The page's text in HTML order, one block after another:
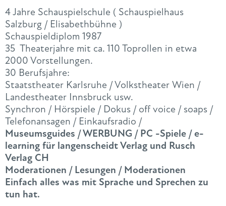
4 Jahre Schauspielschule ( Schauspielhaus
Salzburg / Elisabethbühne )
Schauspieldiplom 1987
35 Theaterjahre mit ca. 110 Toprollen in etwa
2000 Vorstellungen.
30 Berufsjahre:
Staatstheater Karlsruhe / Volkstheater Wien /
Landestheater Innsbruck usw.
Synchron / Hörspiele / Dokus / off voice / soaps /
Telefonansagen / Einkaufsradio /
Museumsguides / WERBUNG / PC -Spiele / e-
learning für langenscheidt Verlag und Rusch
Verlag CH
Moderationen / Lesungen / Moderationen
Einfach alles was mit Sprache und Sprechen zu
tun hat.